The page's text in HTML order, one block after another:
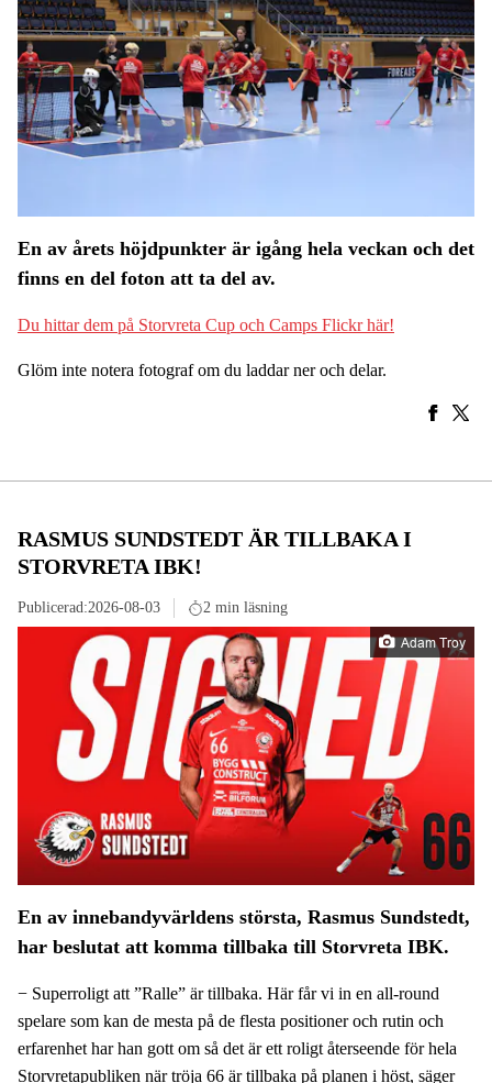
En av årets höjdpunkter är igång hela veckan och det
finns en del foton att ta del av.
Du hittar dem på Storvreta Cup och Camps Flickr här!
Glöm inte notera fotograf om du laddar ner och delar.
RASMUS SUNDSTEDT ÄR TILLBAKA I
STORVRETA IBK!
Publicerad:2026-08-03 2 min läsning
Adam Troy
En av innebandyvärldens största, Rasmus Sundstedt,
har beslutat att komma tillbaka till Storvreta IBK.
− Superroligt att ”Ralle” är tillbaka. Här får vi in en all-round
spelare som kan de mesta på de flesta positioner och rutin och
erfarenhet har han gott om så det är ett roligt återseende för hela
Storvretapubliken när tröja 66 är tillbaka på planen i höst, säger